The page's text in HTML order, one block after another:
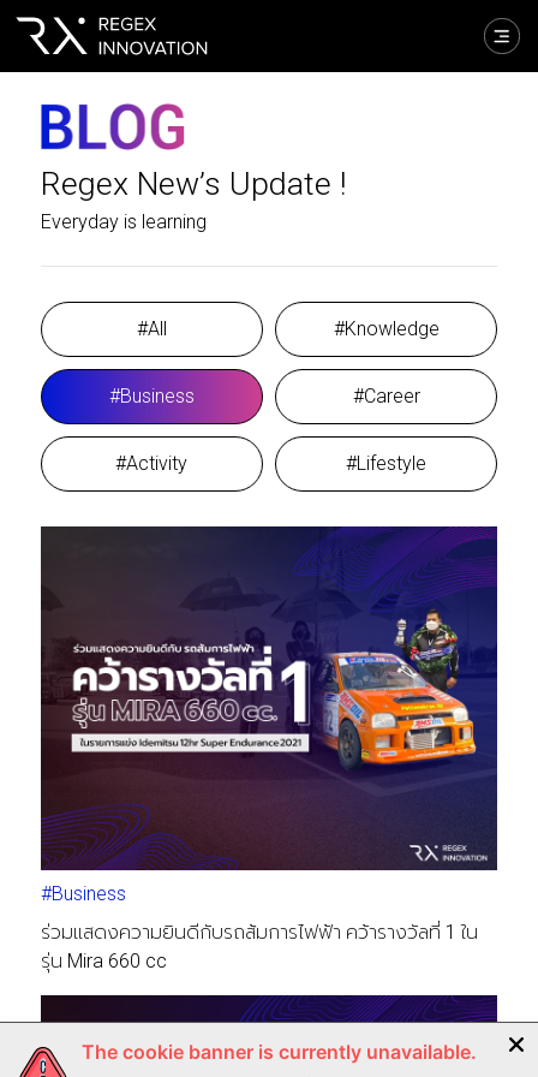
Regex New’s Update !
Everyday is learning
#All #Knowledge
#Business #Career
#Activity #Lifestyle
#Business
ร่วมแสดงความยินดีกับรถส้มการไฟฟ้า คว้ารางวัลที่ 1 ใน
รุ่น Mira 660 cc
The cookie banner is currently unavailable.